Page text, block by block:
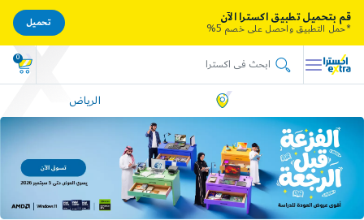
0
الرياض
قم بتحميل تطبيق اكسترا الآن
*حمل التطبيق واحصل على خصم 5%
تحميل